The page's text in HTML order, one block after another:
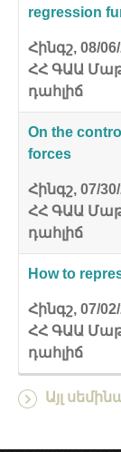
regression
Հինգշ, 08/
ՀՀ ԳԱԱ
դահլիճ
On the
forces
Հինգշ, 07/
ՀՀ ԳԱԱ
դահլիճ
How to
Հինգշ, 07/
ՀՀ ԳԱԱ
դահլիճ
Այլ